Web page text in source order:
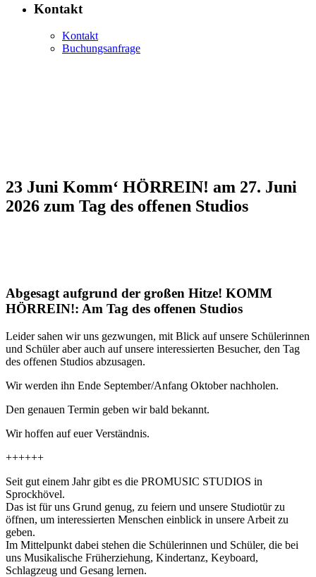
Kontakt
Kontakt
Buchungsanfrage
23 Juni Komm‘ HÖRREIN! am 27. Juni
2026 zum Tag des offenen Studios
Abgesagt aufgrund der großen Hitze! KOMM
HÖRREIN!: Am Tag des offenen Studios
Leider sahen wir uns gezwungen, mit Blick auf unsere Schülerinnen
und Schüler aber auch auf unsere interessierten Besucher, den Tag
des offenen Studios abzusagen.
Wir werden ihn Ende September/Anfang Oktober nachholen.
Den genauen Termin geben wir bald bekannt.
Wir hoffen auf euer Verständnis.
++++++
Seit gut einem Jahr gibt es die PROMUSIC STUDIOS in
Sprockhövel.
Das ist für uns Grund genug, zu feiern und unsere Studiotür zu
öffnen, um interessierten Menschen einblick in unsere Arbeit zu
geben.
Im Mittelpunkt dabei stehen die Schülerinnen und Schüler, die bei
uns Musikalische Früherziehung, Kindertanz, Keyboard,
Schlagzeug und Gesang lernen.